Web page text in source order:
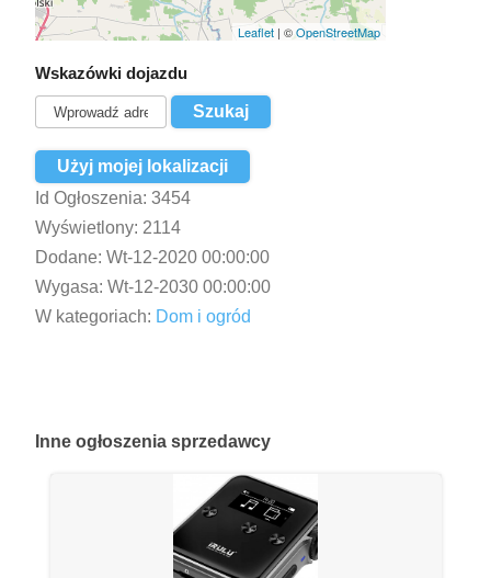
Leaflet | ©OpenStreetMap
Wskazówki dojazdu
Użyj mojej lokalizacji
Id Ogłoszenia: 3454
Wyświetlony: 2114
Dodane: Wt-12-2020 00:00:00
Wygasa: Wt-12-2030 00:00:00
W kategoriach: Dom i ogród
Inne ogłoszenia sprzedawcy